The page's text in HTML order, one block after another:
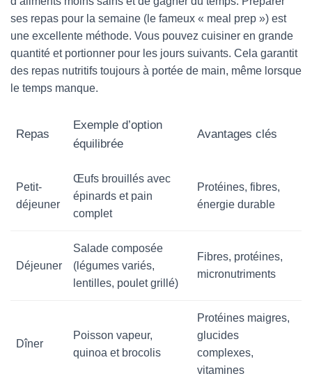
ses repas pour la semaine (le fameux « meal prep ») est
une excellente méthode. Vous pouvez cuisiner en grande
quantité et portionner pour les jours suivants. Cela garantit
des repas nutritifs toujours à portée de main, même lorsque
le temps manque.
Repas
Exemple d’option
équilibrée
Avantages clés
Petit-
déjeuner
Œufs brouillés avec
épinards et pain
complet
Protéines, fibres,
énergie durable
Déjeuner
Salade composée
(légumes variés,
lentilles, poulet grillé)
Fibres, protéines,
micronutriments
Dîner
Poisson vapeur,
quinoa et brocolis
Protéines maigres,
glucides
complexes,
vitamines